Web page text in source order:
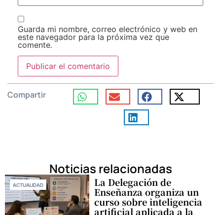
Guarda mi nombre, correo electrónico y web en
este navegador para la próxima vez que
comente.
Compartir
Noticias relacionadas
ACTUALIDAD La Delegación de
Enseñanza organiza un
curso sobre inteligencia
artificial aplicada a la